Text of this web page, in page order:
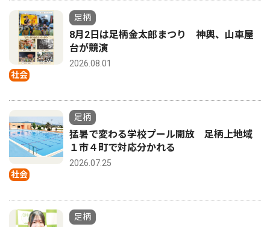
社会
足柄
8月2日は足柄金太郎まつり 神輿、山車屋
台が競演
2026.08.01
社会
足柄
猛暑で変わる学校プール開放 足柄上地域
１市４町で対応分かれる
2026.07.25
足柄